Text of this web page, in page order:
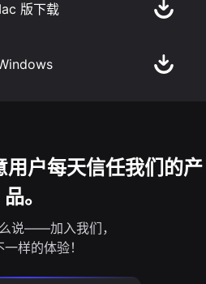
版下载
户每天信任我们的产
品。
说——加入我们，
样的体验！